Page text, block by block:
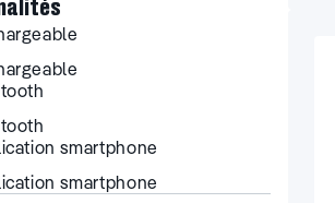
smartphone
smartphone
smartphone
Noir Marron Gris